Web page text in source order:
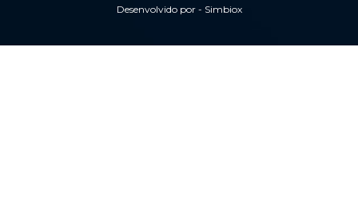
Desenvolvido por - Simbiox